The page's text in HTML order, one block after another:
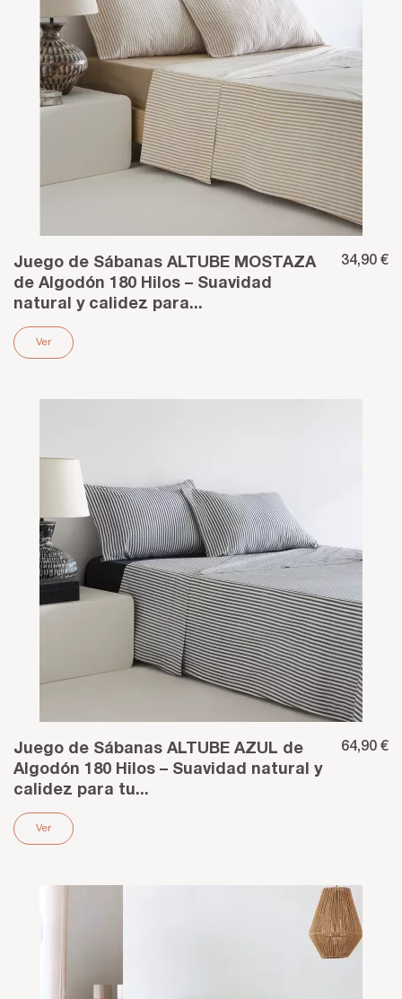
Juego de Sábanas ALTUBE MOSTAZA
de Algodón 180 Hilos – Suavidad
natural y calidez para...
34,90 €
Ver
Juego de Sábanas ALTUBE AZUL de
Algodón 180 Hilos – Suavidad natural y
calidez para tu...
64,90 €
Ver